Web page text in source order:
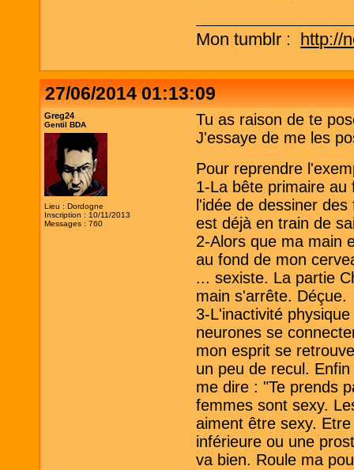
Mon tumblr : http://
27/06/2014 01:13:09
Greg24
Gentil BDA
Lieu : Dordogne
Inscription : 10/11/2013
Messages : 760
Tu as raison de te
J'essaye de me les
Pour reprendre
1-La bête primaire
l'idée de dessiner
est déjà en train de
2-Alors que ma main
au fond de mon
... sexiste. La partie
main s'arrête. Déçue.
3-L'inactivité
neurones se
mon esprit se
un peu de recul.
me dire : "Te prends
femmes sont sexy.
aiment être sexy.
inférieure ou une
va bien. Roule ma